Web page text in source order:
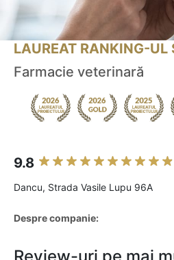
LAUREAT RANKING-UL
Farmacie veterinară
9.8
Dancu, Strada Vasile Lupu 96A
Despre companie: